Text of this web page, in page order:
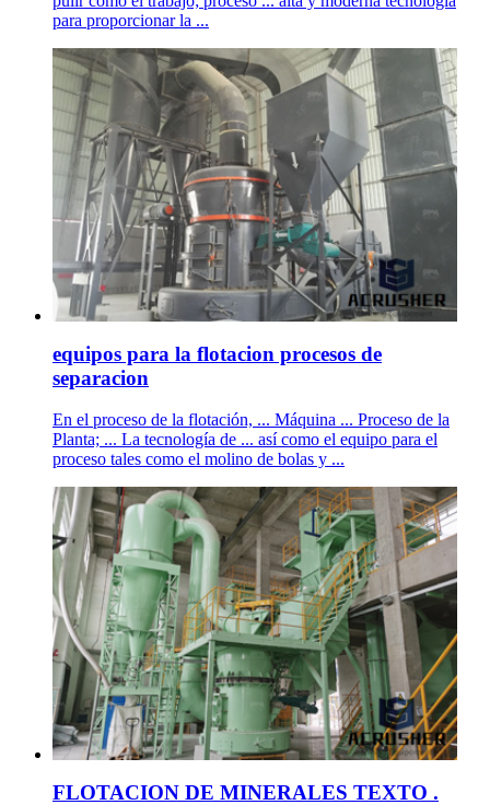
para proporcionar la ...
equipos para la flotacion procesos de
separacion
En el proceso de la flotación, ... Máquina ... Proceso de la
Planta; ... La tecnología de ... así como el equipo para el
proceso tales como el molino de bolas y ...
FLOTACION DE MINERALES TEXTO .